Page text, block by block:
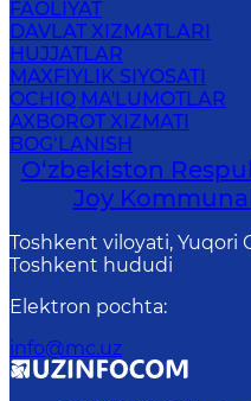
FAOLIYAT
DAVLAT XIZMATLARI
HUJJATLAR
MAXFIYLIK SIYOSATI
OCHIQ MA'LUMOTLAR
AXBOROT XIZMATI
BOG‘LANISH
O‘zbekiston
Joy
Toshkent viloyati, Yuqori
Toshkent hududi
Elektron pochta:
info@mc.uz